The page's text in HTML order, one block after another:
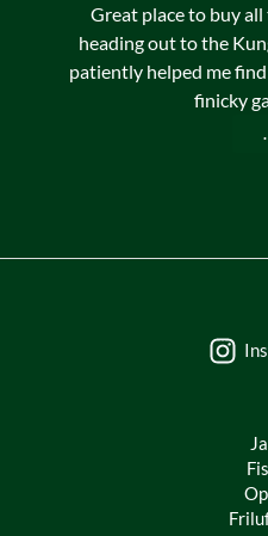
Great place to buy
heading out to the
patiently helped me
finicky